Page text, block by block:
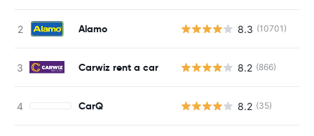
Alamo 8.3 (10701)
Carwiz rent a car 8.2 (866)
CarQ 8.2 (35)